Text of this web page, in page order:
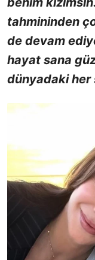
tahmininden
de devam
️hayat sana
dünyadaki her